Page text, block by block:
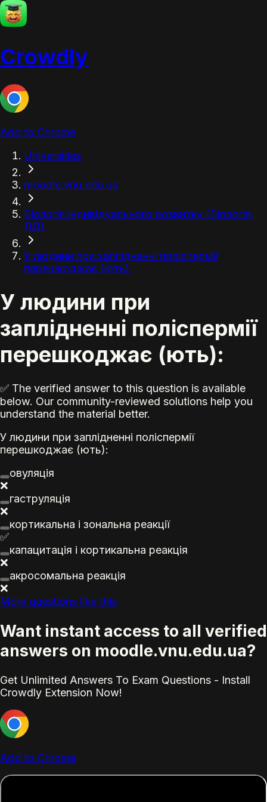
Crowdly
Add to Chrome
Universities
moodle.vnu.edu.ua
Біологія індивідуального розвитку (Біологія,
ЛД)
У людини при заплідненні поліспермії
перешкоджає (ють):
У людини при
заплідненні поліспермії
перешкоджає (ють):
✅ The verified answer to this question is available
below. Our community-reviewed solutions help you
understand the material better.
У людини при заплідненні поліспермії
перешкоджає (ють):
овуляція
❌
гаструляція
❌
кортикальна і зональна реакції
✅
капацитація і кортикальна реакція
❌
акросомальна реакція
❌
More questions like this
Want instant access to all verified
answers on moodle.vnu.edu.ua?
Get Unlimited Answers To Exam Questions - Install
Crowdly Extension Now!
Add to Chrome